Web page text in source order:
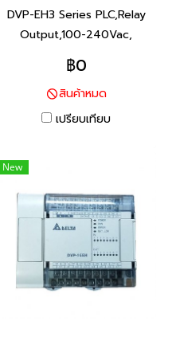
DVP-EH3 Series PLC,Relay
Output,100-240Vac,
Product P/N:
DVP64EH00R3 I/O Points
64,Program Capacity 30K
steps, Built-in RS-232 and
฿0
สินค้าหมด
เปรียบเทียบ
New